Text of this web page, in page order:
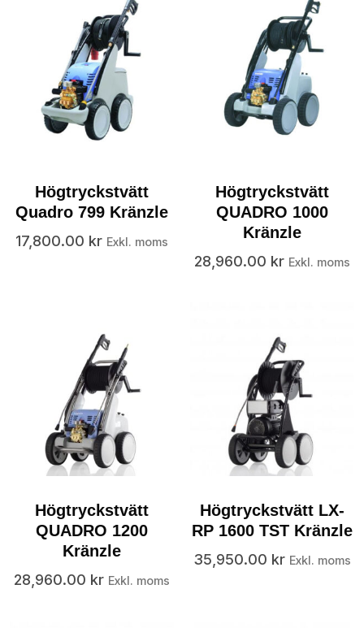
Högtryckstvätt
Quadro 799 Kränzle
17,800.00 kr Exkl. moms
Högtryckstvätt
QUADRO 1000
Kränzle
28,960.00 kr Exkl. moms
Högtryckstvätt
QUADRO 1200
Kränzle
28,960.00 kr Exkl. moms
Högtryckstvätt LX-
RP 1600 TST Kränzle
35,950.00 kr Exkl. moms